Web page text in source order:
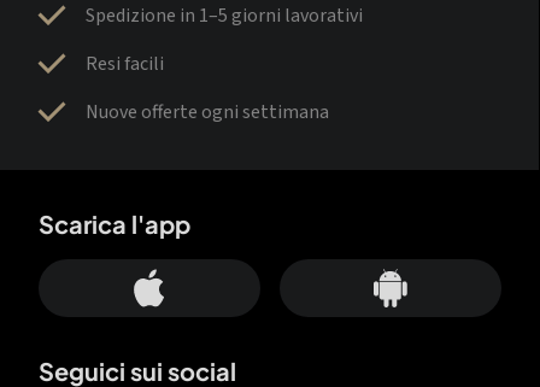
Accedi
Spedizione in 1–5 giorni lavorativi
Resi facili
Nuove offerte ogni settimana
Scarica l'app
Seguici sui social